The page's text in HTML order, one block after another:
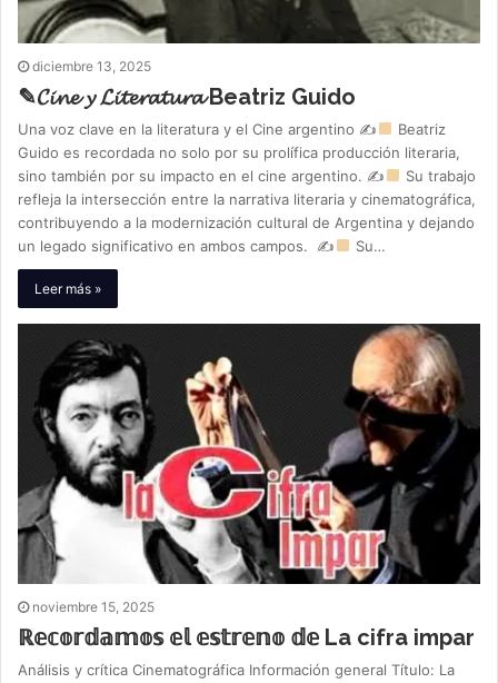
diciembre 13, 2025
✎𝓒𝓲𝓷𝓮 𝔂 𝓛𝓲𝓽𝓮𝓻𝓪𝓽𝓾𝓻𝓪 Beatriz Guido
Una voz clave en la literatura y el Cine argentino ✍
Beatriz
Guido es recordada no solo por su prolífica producción literaria,
sino también por su impacto en el cine argentino. ✍
Su trabajo
refleja la intersección entre la narrativa literaria y cinematográfica,
contribuyendo a la modernización cultural de Argentina y dejando
un legado significativo en ambos campos. ✍
Su…
Leer más »
noviembre 15, 2025
ℝ𝕖𝕔𝕠𝕣𝕕𝕒𝕞𝕠𝕤 𝕖𝕝 𝕖𝕤𝕥𝕣𝕖𝕟𝕠 𝕕𝕖 La cifra impar
Análisis y crítica Cinematográfica Información general Título: La